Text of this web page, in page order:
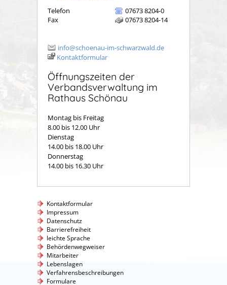
Telefon
07673 8204-0
Fax
07673 8204-14
info@schoenau-im-schwarzwald.de
Kontaktformular
Öffnungszeiten der
Verbandsverwaltung im
Rathaus Schönau
Montag bis Freitag
8.00 bis 12.00 Uhr
Dienstag
14.00 bis 18.00 Uhr
Donnerstag
14.00 bis 16.30 Uhr
Kontaktformular
Impressum
Datenschutz
Barrierefreiheit
leichte Sprache
Behördenwegweiser
Mitarbeiter
Lebenslagen
Verfahrensbeschreibungen
Formulare